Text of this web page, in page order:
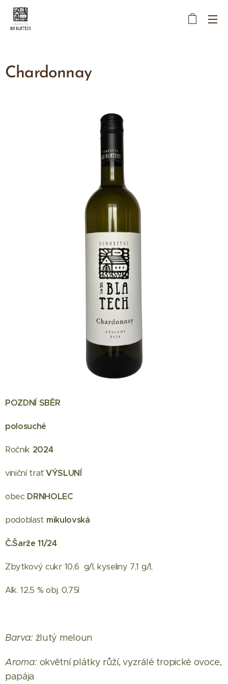
Chardonnay
POZDNÍ SBĚR
polosuché
Ročník 2024
viniční traťVÝSLUNÍ
obec DRNHOLEC
podoblast mikulovská
Č.Šarže 11/24
Zbytkový cukr 10,6 g/l, kyseliny 7,1 g/l,
Alk. 12,5 % obj. 0,75l
Barva: žlutý meloun
Aroma: okvětní plátky růží, vyzrálé tropické ovoce,
papája